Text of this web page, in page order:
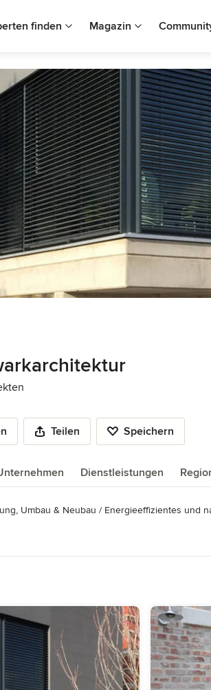
finden Magazin
Teilen Speichern
Dienstleistungen
Umbau & Neubau / Energieeffizientes und
Mitglied der Architektenkammer Sachsen